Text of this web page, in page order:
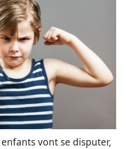
enfants vont se disputer,